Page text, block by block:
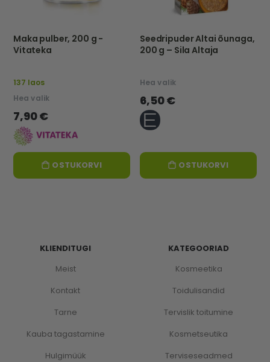
Maka pulber, 200 g -
Vitateka
137 laos
Hea valik
7,90 €
OSTUKORVI
Seedripuder Altai õunaga,
200 g – Sila Altaja
Hea valik
6,50 €
OSTUKORVI
KLIENDITUGI
Meist
Kontakt
Tarne
Kauba tagastamine
Hulgimüük
KATEGOORIAD
Kosmeetika
Toidulisandid
Tervislik toitumine
Kosmetseutika
Terviseseadmed